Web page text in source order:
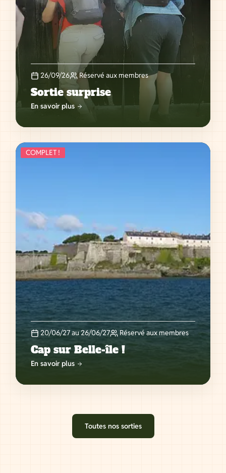
26/09/26 Réservé aux membres
Sortie surprise
En savoir plus
COMPLET !
20/06/27 au 26/06/27 Réservé aux membres
Cap sur Belle-île !
En savoir plus
Toutes nos sorties